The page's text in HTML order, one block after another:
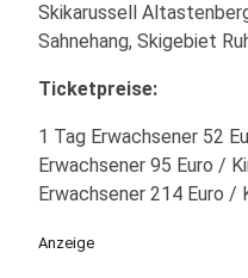
Skikarussell
Sahnehang, Skigebiet
Ticketpreise:
1 Tag Erwachsener 52
Erwachsener 95 Euro /
Erwachsener 214 Euro /
Anzeige